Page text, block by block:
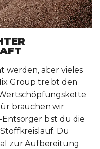
werden, aber vieles
Group treibt den
brauchen wir
Entsorger bist du die
Du
zur Aufbereitung